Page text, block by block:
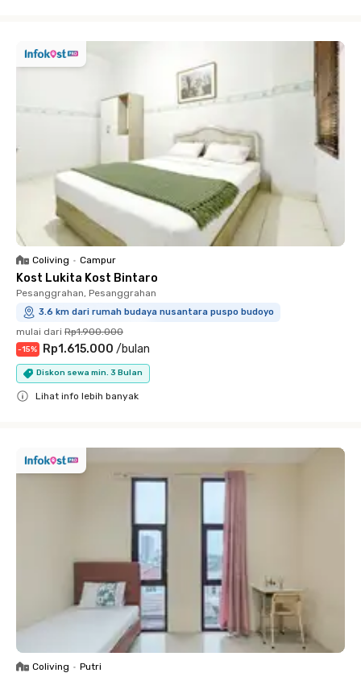
Coliving • Campur
Kost Lukita Kost Bintaro
Pesanggrahan, Pesanggrahan
3.6 km dari rumah budaya nusantara puspo budoyo
mulai dari Rp1.900.000
-15% Rp1.615.000 /bulan
Diskon sewa min. 3 Bulan
Lihat info lebih banyak
Coliving • Putri